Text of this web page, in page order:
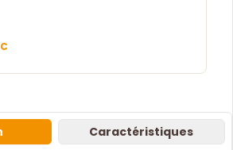
Caractéristiques